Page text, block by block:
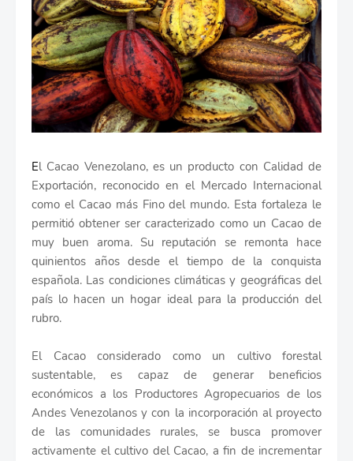
El Cacao Venezolano, es un producto con Calidad de
Exportación, reconocido en el Mercado Internacional
como el Cacao más Fino del mundo. Esta fortaleza le
permitió obtener ser caracterizado como un Cacao de
muy buen aroma. Su reputación se remonta hace
quinientos años desde el tiempo de la conquista
española. Las condiciones climáticas y geográficas del
país lo hacen un hogar ideal para la producción del
rubro.
El Cacao considerado como un cultivo forestal
sustentable, es capaz de generar beneficios
económicos a los Productores Agropecuarios de los
Andes Venezolanos y con la incorporación al proyecto
de las comunidades rurales, se busca promover
activamente el cultivo del Cacao, a fin de incrementar